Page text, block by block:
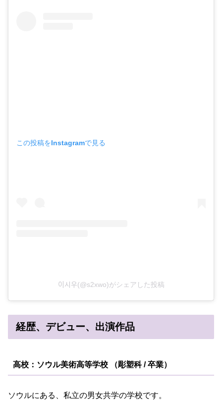
この投稿をInstagramで見る
이시우(@s2xwo)がシェアした投稿
経歴、デビュー、出演作品
高校：ソウル美術高等学校 （彫塑科 / 卒業）
ソウルにある、私立の男女共学の学校です。